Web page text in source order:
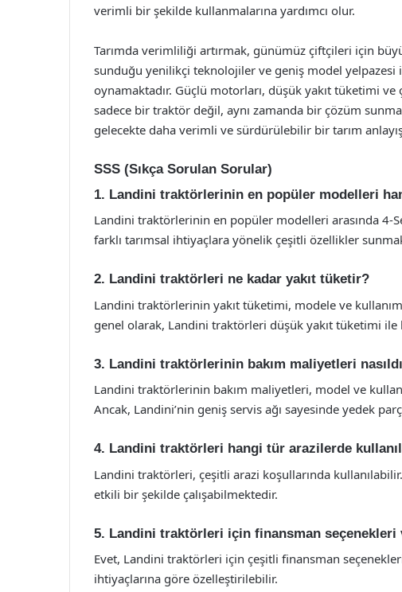
verimli bir şekilde kullanmalarına yardımcı olur.
Tarımda verimliliği artırmak, günümüz çiftçileri için
sunduğu yenilikçi teknolojiler ve geniş model
oynamaktadır. Güçlü motorları, düşük yakıt tüketimi
sadece bir traktör değil, aynı zamanda bir çözüm
gelecekte daha verimli ve sürdürülebilir bir tarım
SSS (Sıkça Sorulan Sorular)
1. Landini traktörlerinin en popüler modelleri
Landini traktörlerinin en popüler modelleri arasında 4-
farklı tarımsal ihtiyaçlara yönelik çeşitli özellikler
2. Landini traktörleri ne kadar yakıt tüketir?
Landini traktörlerinin yakıt tüketimi, modele ve
genel olarak, Landini traktörleri düşük yakıt tüketimi ile
3. Landini traktörlerinin bakım maliyetleri
Landini traktörlerinin bakım maliyetleri, model ve
Ancak, Landini’nin geniş servis ağı sayesinde yedek
4. Landini traktörleri hangi tür arazilerde
Landini traktörleri, çeşitli arazi koşullarında
etkili bir şekilde çalışabilmektedir.
5. Landini traktörleri için finansman seçenekleri
Evet, Landini traktörleri için çeşitli finansman
ihtiyaçlarına göre özelleştirilebilir.